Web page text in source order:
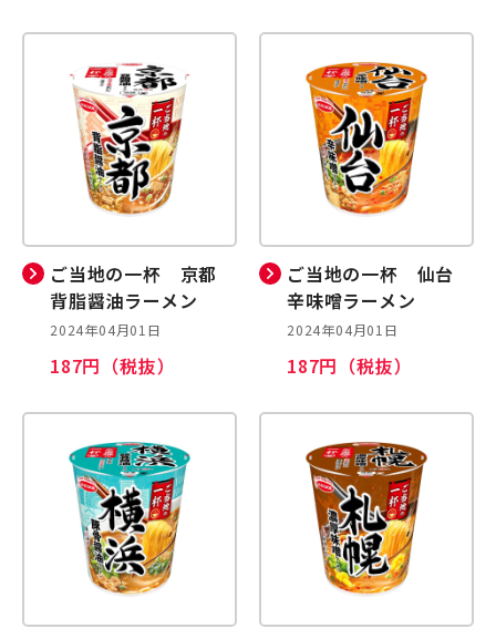
ご当地の一杯 京都
背脂醤油ラーメン
2024年04月01日
187円（税抜）
ご当地の一杯 仙台
辛味噌ラーメン
2024年04月01日
187円（税抜）